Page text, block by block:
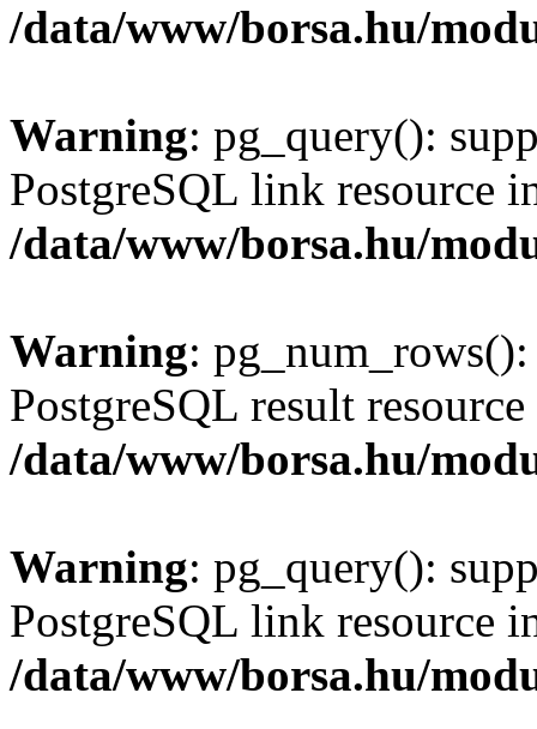
/data/www/borsa.hu/
Warning: pg_query():
PostgreSQL link resource
/data/www/borsa.hu/
Warning:
PostgreSQL result
/data/www/borsa.hu/
Warning: pg_query():
PostgreSQL link resource
/data/www/borsa.hu/